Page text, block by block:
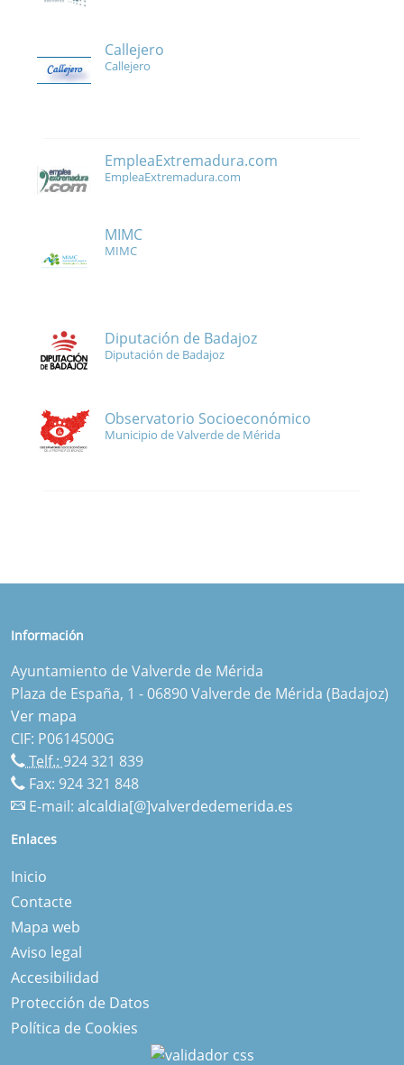
Callejero
Callejero
EmpleaExtremadura.com
EmpleaExtremadura.com
MIMC
MIMC
Diputación de Badajoz
Diputación de Badajoz
Observatorio Socioeconómico
Municipio de Valverde de Mérida
Información
Ayuntamiento de Valverde de Mérida
Plaza de España, 1 - 06890 Valverde de Mérida (Badajoz)
Ver mapa
CIF: P0614500G
Telf.: 924 321 839
Fax: 924 321 848
E-mail: alcaldia[@]valverdedemerida.es
Enlaces
Inicio
Contacte
Mapa web
Aviso legal
Accesibilidad
Protección de Datos
Política de Cookies